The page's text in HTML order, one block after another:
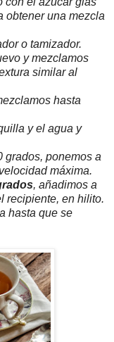
obtener una mezcla
o tamizador.
y mezclamos
similar al
hasta
y el agua y
grados, ponemos a
máxima.
, añadimos a
recipiente, en hilito.
hasta que se